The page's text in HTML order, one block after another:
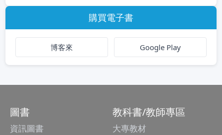
購買電子書
博客來 Google Play
圖書
資訊圖書
教科書/教師專區
大專教材